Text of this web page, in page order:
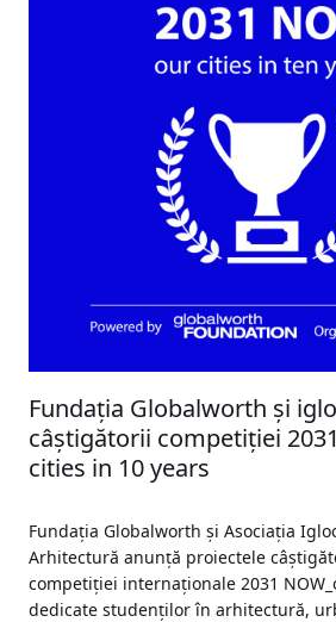
Fundația Globalworth și
câștigătorii competiției
cities in 10 years
Fundația Globalworth și Asociația
Arhitectură anunță proiectele
competiției internaționale 2031
dedicate studenților în arhitectură,